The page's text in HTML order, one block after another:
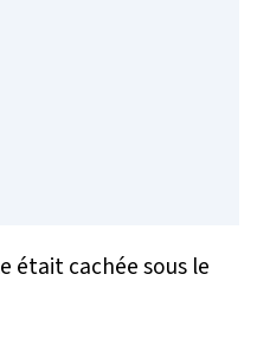
était cachée sous le